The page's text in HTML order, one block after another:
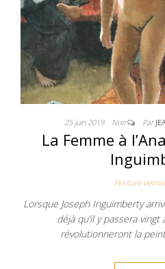
25 juin 2019 Non Par
La Femme à
Peinture
Lorsque Joseph Inguimberty
déjà qu’il y passera
révolutionneront la